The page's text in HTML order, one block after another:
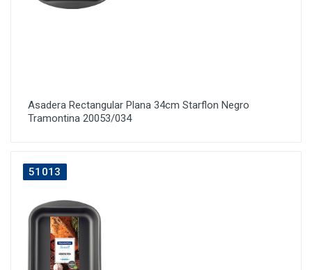
Asadera Rectangular Plana 34cm Starflon Negro
Tramontina 20053/034
51013